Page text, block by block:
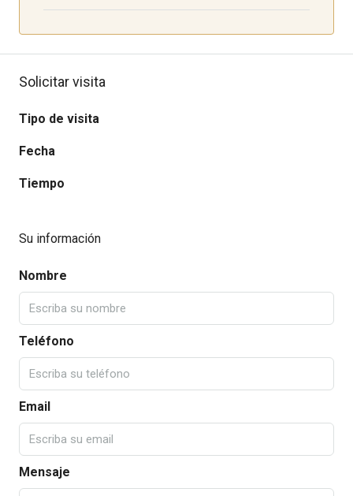
Solicitar visita
Tipo de visita
Fecha
Tiempo
Su información
Nombre
Teléfono
Email
Mensaje